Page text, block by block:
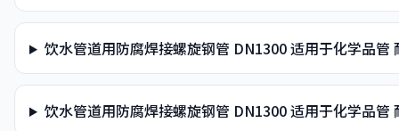
饮水管道用防腐焊接螺旋钢管 DN1300 适用于化学品管
饮水管道用防腐焊接螺旋钢管 DN1300 适用于化学品管